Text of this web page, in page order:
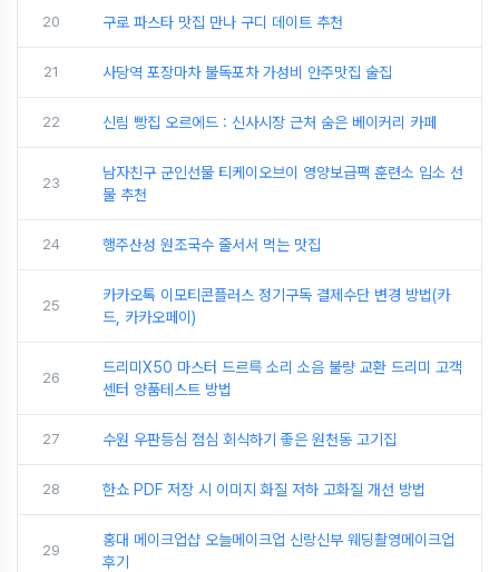
20 구로 파스타 맛집 만나 구디 데이트 추천
21 사당역 포장마차 불독포차 가성비 안주맛집 술집
22 신림 빵집 오르에드 : 신사시장 근처 숨은 베이커리 카페
23
남자친구 군인선물 티케이오브이 영양보급팩 훈련소 입소 선
물 추천
24 행주산성 원조국수 줄서서 먹는 맛집
25
카카오톡 이모티콘플러스 정기구독 결제수단 변경 방법(카
드, 카카오페이)
26
드리미X50 마스터 드르륵 소리 소음 불량 교환 드리미 고객
센터 양품테스트 방법
27 수원 우판등심 점심 회식하기 좋은 원천동 고기집
28 한쇼 PDF 저장 시 이미지 화질 저하 고화질 개선 방법
29
홍대 메이크업샵 오늘메이크업 신랑신부 웨딩촬영메이크업
후기